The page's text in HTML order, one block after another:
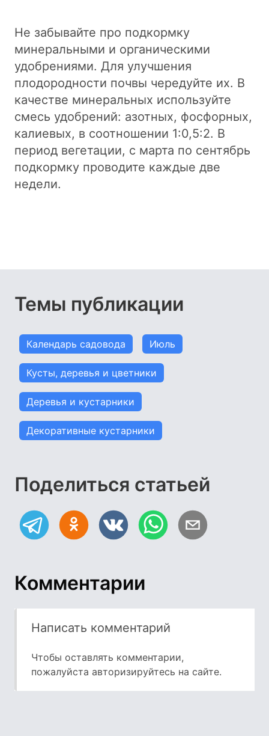
Не забывайте про подкормку
минеральными и органическими
удобрениями. Для улучшения
плодородности почвы чередуйте их. В
качестве минеральных используйте
смесь удобрений: азотных, фосфорных,
калиевых, в соотношении 1:0,5:2. В
период вегетации, с марта по сентябрь
подкормку проводите каждые две
недели.
Темы публикации
Календарь садовода Июль
Кусты, деревья и цветники
Деревья и кустарники
Декоративные кустарники
Поделиться статьей
Комментарии
Написать комментарий
Чтобы оставлять комментарии,
пожалуйста авторизируйтесь на сайте.